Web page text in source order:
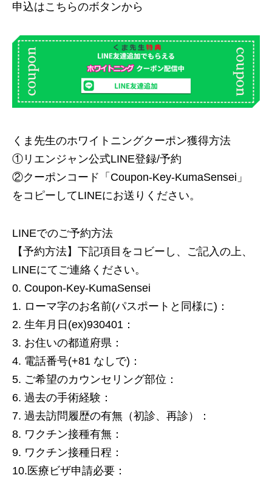
申込はこちらのボタンから
くま先生のホワイトニングクーポン獲得方法
①リエンジャン公式LINE登録/予約
②クーポンコード「Coupon-Key-KumaSensei」
をコピーしてLINEにお送りください。
LINEでのご予約方法
【予約方法】下記項目をコビーし、ご記入の上、
LINEにてご連絡ください。
0. Coupon-Key-KumaSensei
1. ローマ字のお名前(パスポートと同様に)：
2. 生年月日(ex)930401：
3. お住いの都道府県：
4. 電話番号(+81 なしで)：
5. ご希望のカウンセリング部位：
6. 過去の手術経験：
7. 過去訪問履歴の有無（初診、再診）：
8. ワクチン接種有無：
9. ワクチン接種日程：
10.医療ビザ申請必要：